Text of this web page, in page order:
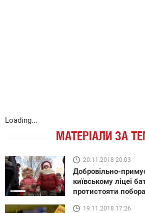
Loading...
МАТЕРІАЛИ ЗА
20.11.2018 20:03
Добровільно-
київському ліцеї
протистояти
19.11.2018 17:26